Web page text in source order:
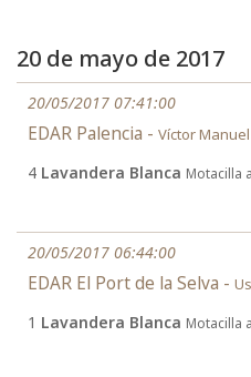
20 de mayo de 2017
20/05/2017 07:41:00
EDAR Palencia - Víctor
4 Lavandera Blanca Motacilla
20/05/2017 06:44:00
EDAR El Port de la Selva -
1 Lavandera Blanca Motacilla